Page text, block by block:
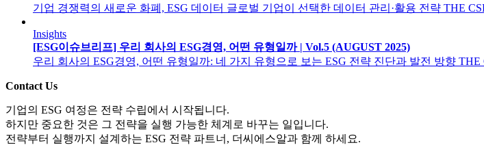
기업 경쟁력의 새로운 화폐, ESG 데이터 글로벌 기업이 선택한 데이터 관리·활용 전략 THE
Insights
[ESG이슈브리프] 우리 회사의 ESG경영, 어떤 유형일까 | Vol.5 (AUGUST 2025)
우리 회사의 ESG경영, 어떤 유형일까: 네 가지 유형으로 보는 ESG 전략 진단과 발전 방향 THE
Contact Us
기업의 ESG 여정은 전략 수립에서 시작됩니다.
하지만 중요한 것은 그 전략을 실행 가능한 체계로 바꾸는 일입니다.
전략부터 실행까지 설계하는 ESG 전략 파트너, 더씨에스알과 함께 하세요.